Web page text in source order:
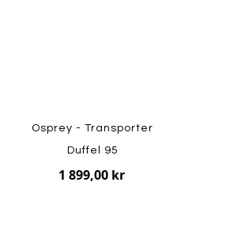
Osprey - Transporter
Duffel 95
1 899,00 kr